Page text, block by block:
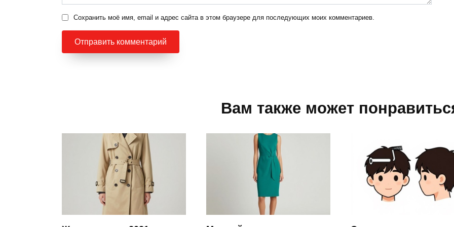
Сохранить моё имя, email и адрес сайта в этом браузере для последующих моих комментариев.
Вам также может